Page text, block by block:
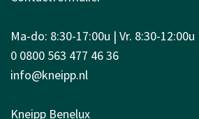
Ma-do: 8:30-17:00u | Vr. 8:30-12:00u
0 0800 563 477 46 36
info@kneipp.nl
Kneipp Benelux